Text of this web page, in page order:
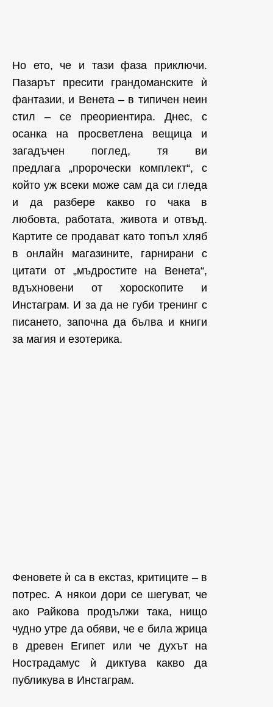
Но ето, че и тази фаза приключи.
Пазарът пресити грандоманските ѝ
фантазии, и Венета – в типичен неин
стил – се преориентира. Днес, с
осанка на просветлена вещица и
загадъчен поглед, тя ви
предлага „пророчески комплект“, с
който уж всеки може сам да си гледа
и да разбере какво го чака в
любовта, работата, живота и отвъд.
Картите се продават като топъл хляб
в онлайн магазините, гарнирани с
цитати от „мъдростите на Венета“,
вдъхновени от хороскопите и
Инстаграм. И за да не губи тренинг с
писането, започна да бълва и книги
за магия и езотерика.
Феновете ѝ са в екстаз, критиците – в
потрес. А някои дори се шегуват, че
ако Райкова продължи така, нищо
чудно утре да обяви, че е била жрица
в древен Египет или че духът на
Нострадамус ѝ диктува какво да
публикува в Инстаграм.